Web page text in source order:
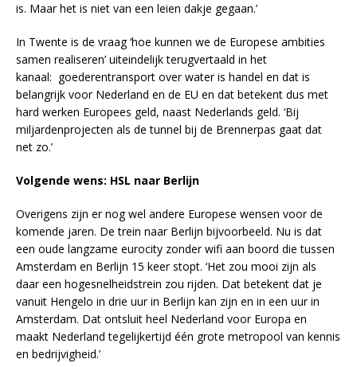
is. Maar het is niet van een leien dakje gegaan.’
In Twente is de vraag ‘hoe kunnen we de Europese ambities
samen realiseren’ uiteindelijk terugvertaald in het
kanaal: goederentransport over water is handel en dat is
belangrijk voor Nederland en de EU en dat betekent dus met
hard werken Europees geld, naast Nederlands geld. ‘Bij
miljardenprojecten als de tunnel bij de Brennerpas gaat dat
net zo.’
Volgende wens: HSL naar Berlijn
Overigens zijn er nog wel andere Europese wensen voor de
komende jaren. De trein naar Berlijn bijvoorbeeld. Nu is dat
een oude langzame eurocity zonder wifi aan boord die tussen
Amsterdam en Berlijn 15 keer stopt. ‘Het zou mooi zijn als
daar een hogesnelheidstrein zou rijden. Dat betekent dat je
vanuit Hengelo in drie uur in Berlijn kan zijn en in een uur in
Amsterdam. Dat ontsluit heel Nederland voor Europa en
maakt Nederland tegelijkertijd één grote metropool van kennis
en bedrijvigheid.’